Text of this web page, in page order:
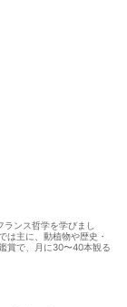
ンス哲学を学びまし
は主に、動植物や歴史・
賞で、月に30〜40本観る